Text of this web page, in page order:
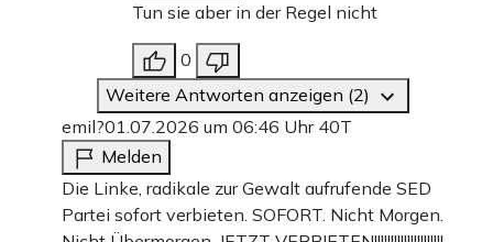
Tun sie aber in der Regel nicht
0
Weitere Antworten anzeigen (2)
emil?01.07.2026 um 06:46 Uhr 40T
Melden
Die Linke, radikale zur Gewalt aufrufende SED
Partei sofort verbieten. SOFORT. Nicht Morgen.